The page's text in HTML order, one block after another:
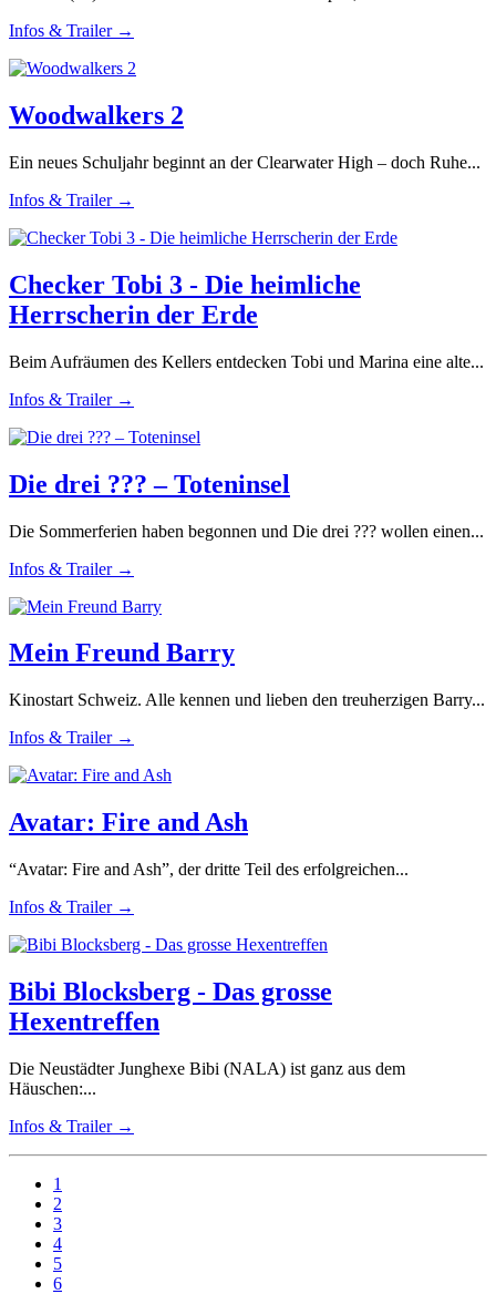
Infos & Trailer →
Woodwalkers 2
Ein neues Schuljahr beginnt an der Clearwater High – doch Ruhe...
Infos & Trailer →
Checker Tobi 3 - Die heimliche
Herrscherin der Erde
Beim Aufräumen des Kellers entdecken Tobi und Marina eine alte...
Infos & Trailer →
Die drei ??? – Toteninsel
Die Sommerferien haben begonnen und Die drei ??? wollen einen...
Infos & Trailer →
Mein Freund Barry
Kinostart Schweiz. Alle kennen und lieben den treuherzigen Barry...
Infos & Trailer →
Avatar: Fire and Ash
“Avatar: Fire and Ash”, der dritte Teil des erfolgreichen...
Infos & Trailer →
Bibi Blocksberg - Das grosse
Hexentreffen
Die Neustädter Junghexe Bibi (NALA) ist ganz aus dem
Häuschen:...
Infos & Trailer →
1
2
3
4
5
6